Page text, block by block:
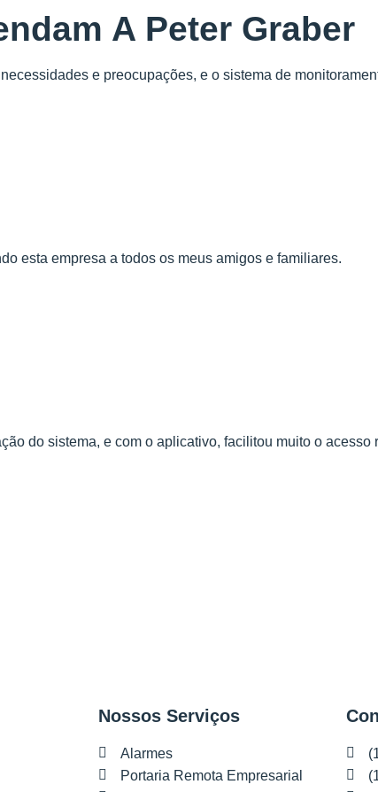
A Peter Graber
e preocupações, e o sistema de
esta empresa a todos os meus amigos e familiares.
do sistema, e com o aplicativo, facilitou muito o acesso
Nossos Serviços
Alarmes
Portaria Remota Empresarial